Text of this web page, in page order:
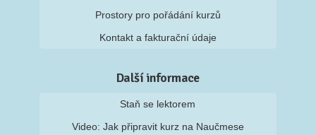
Prostory pro pořádání kurzů
Kontakt a fakturační údaje
Další informace
Staň se lektorem
Video: Jak připravit kurz na Naučmese